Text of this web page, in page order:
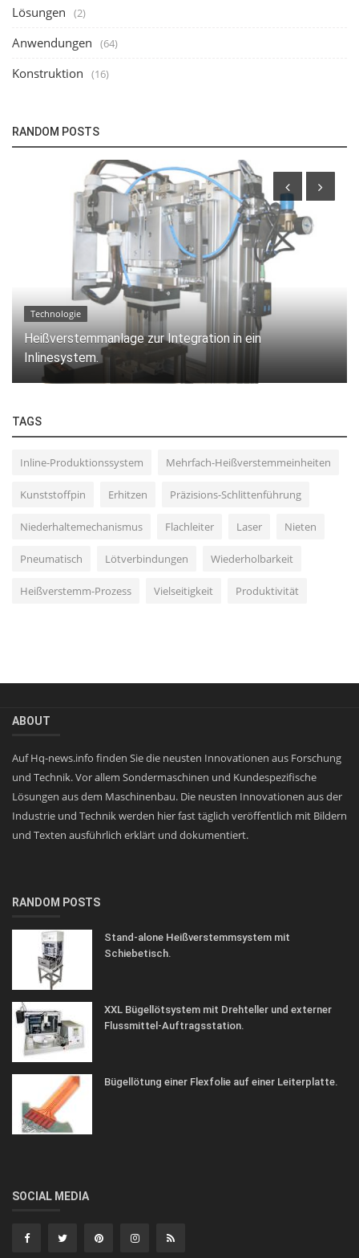
Lösungen (2)
Anwendungen (64)
Konstruktion (16)
RANDOM POSTS
Technologie
Heißverstemmanlage zur Integration in ein
Inlinesystem.
TAGS
Inline-Produktionssystem Mehrfach-Heißverstemmeinheiten
Kunststoffpin Erhitzen Präzisions-Schlittenführung
Niederhaltemechanismus Flachleiter Laser Nieten
Pneumatisch Lötverbindungen Wiederholbarkeit
Heißverstemm-Prozess Vielseitigkeit Produktivität
ABOUT
Auf Hq-news.info finden Sie die neusten Innovationen aus Forschung
und Technik. Vor allem Sondermaschinen und Kundespezifische
Lösungen aus dem Maschinenbau. Die neusten Innovationen aus der
Industrie und Technik werden hier fast täglich veröffentlich mit Bildern
und Texten ausführlich erklärt und dokumentiert.
RANDOM POSTS
Stand-alone Heißverstemmsystem mit
Schiebetisch.
XXL Bügellötsystem mit Drehteller und externer
Flussmittel-Auftragsstation.
Bügellötung einer Flexfolie auf einer Leiterplatte.
SOCIAL MEDIA